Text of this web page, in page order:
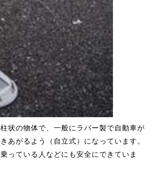
状の物体で、一般にラバー製で自動車が
あがるよう（自立式）になっています。
っている人などにも安全にできていま